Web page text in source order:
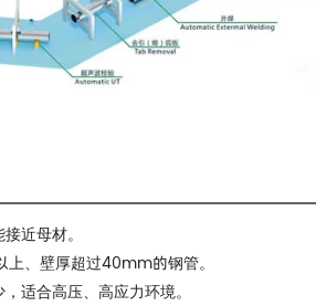
近母材。
、壁厚超过40mm的钢管。
适合高压、高应力环境。